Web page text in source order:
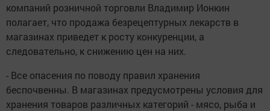
компаний розничной торговли Владимир Ионкин
полагает, что продажа безрецептурных лекарств в
магазинах приведет к росту конкуренции, а
следовательно, к снижению цен на них.
- Все опасения по поводу правил хранения
беспочвенны. В магазинах предусмотрены условия для
хранения товаров различных категорий - мясо, рыба и